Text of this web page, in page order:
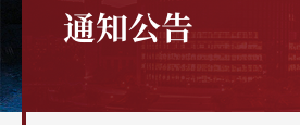
通知公告